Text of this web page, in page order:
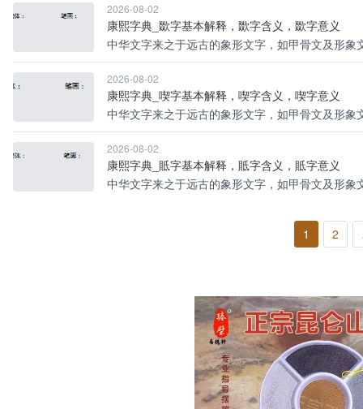
2026-08-02
康熙字典_欼字基本解释，欼字含义，欼字意义
中华文字来之于远古的象形文字，如甲骨文及形
2026-08-02
康熙字典_喫字基本解释，喫字含义，喫字意义
中华文字来之于远古的象形文字，如甲骨文及形
2026-08-02
康熙字典_貾字基本解释，貾字含义，貾字意义
中华文字来之于远古的象形文字，如甲骨文及形
1 2